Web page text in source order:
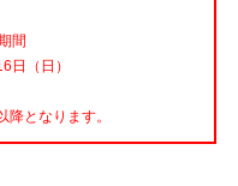
間
日（日）
となります。